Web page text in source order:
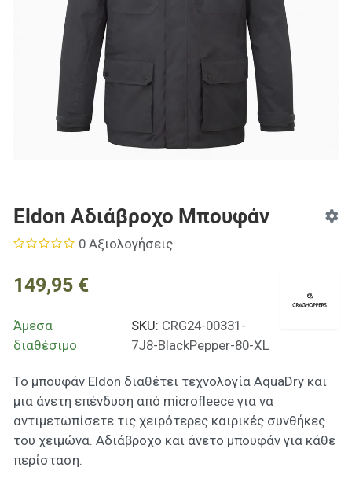
Eldon Αδιάβροχο Μπουφάν
0 Αξιολογήσεις
149,95 €
Άμεσα
διαθέσιμο
SKU: CRG24-00331-
7J8-BlackPepper-80-XL
Το μπουφάν Eldon διαθέτει τεχνολογία AquaDry και
μια άνετη επένδυση από microfleece για να
αντιμετωπίσετε τις χειρότερες καιρικές συνθήκες
του χειμώνα. Αδιάβροχο και άνετο μπουφάν για κάθε
περίσταση.